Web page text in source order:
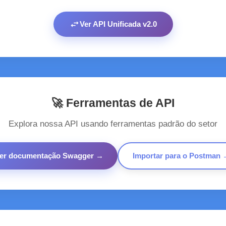
swap_horizVer API Unificada v2.0
🚀 Ferramentas de API
Explora nossa API usando ferramentas padrão do setor
documentação Swagger → Importar para o Postman